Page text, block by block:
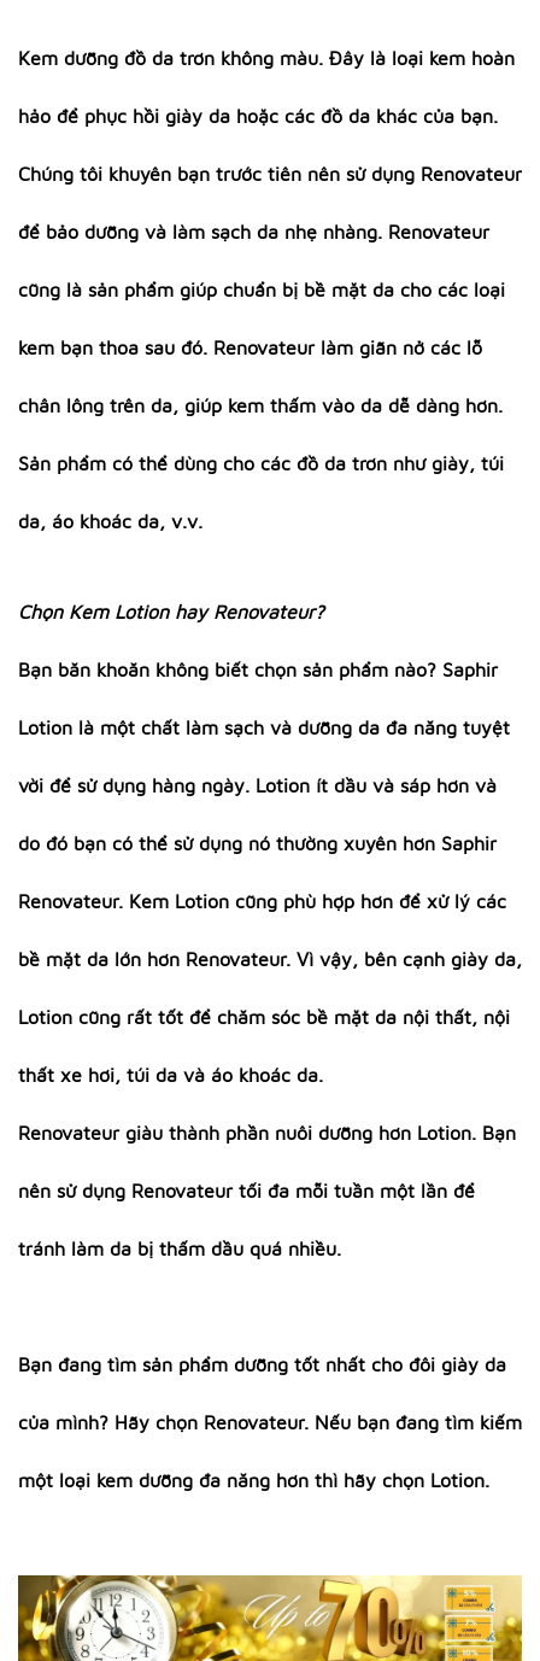
Kem dưỡng đồ da trơn không màu. Đây là loại kem hoàn
hảo để phục hồi giày da hoặc các đồ da khác của bạn.
Chúng tôi khuyên bạn trước tiên nên sử dụng Renovateur
để bảo dưỡng và làm sạch da nhẹ nhàng. Renovateur
cũng là sản phẩm giúp chuẩn bị bề mặt da cho các loại
kem bạn thoa sau đó. Renovateur làm giãn nở các lỗ
chân lông trên da, giúp kem thấm vào da dễ dàng hơn.
Sản phẩm có thể dùng cho các đồ da trơn như giày, túi
da, áo khoác da, v.v.
Chọn Kem Lotion hay Renovateur?
Bạn băn khoăn không biết chọn sản phẩm nào? Saphir
Lotion là một chất làm sạch và dưỡng da đa năng tuyệt
vời để sử dụng hàng ngày. Lotion ít dầu và sáp hơn và
do đó bạn có thể sử dụng nó thường xuyên hơn Saphir
Renovateur. Kem Lotion cũng phù hợp hơn để xử lý các
bề mặt da lớn hơn Renovateur. Vì vậy, bên cạnh giày da,
Lotion cũng rất tốt để chăm sóc bề mặt da nội thất, nội
thất xe hơi, túi da và áo khoác da.
Renovateur giàu thành phần nuôi dưỡng hơn Lotion. Bạn
nên sử dụng Renovateur tối đa mỗi tuần một lần để
tránh làm da bị thấm dầu quá nhiều.
Bạn đang tìm sản phẩm dưỡng tốt nhất cho đôi giày da
của mình? Hãy chọn Renovateur. Nếu bạn đang tìm kiếm
một loại kem dưỡng đa năng hơn thì hãy chọn Lotion.